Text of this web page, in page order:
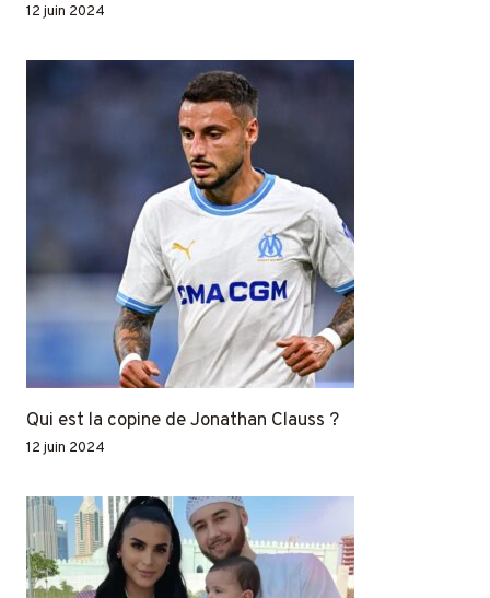
12 juin 2024
Qui est la copine de Jonathan Clauss ?
12 juin 2024